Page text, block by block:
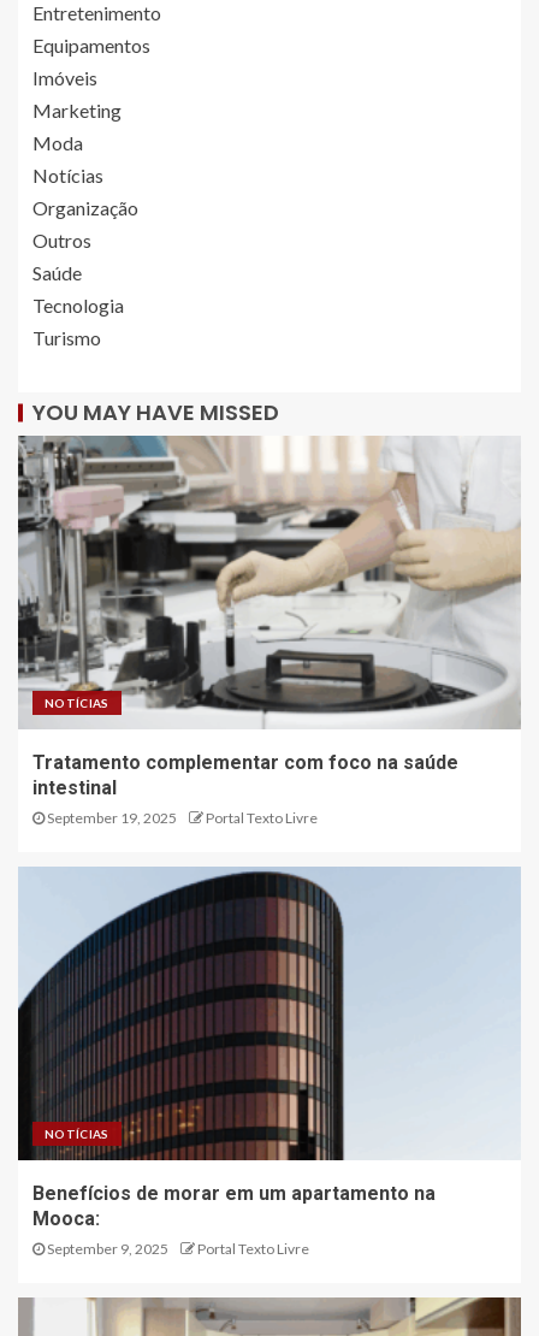
Entretenimento
Equipamentos
Imóveis
Marketing
Moda
Notícias
Organização
Outros
Saúde
Tecnologia
Turismo
YOU MAY HAVE MISSED
NOTÍCIAS
Tratamento complementar com foco na saúde
intestinal
September 19, 2025 Portal Texto Livre
NOTÍCIAS
Benefícios de morar em um apartamento na
Mooca:
September 9, 2025 Portal Texto Livre